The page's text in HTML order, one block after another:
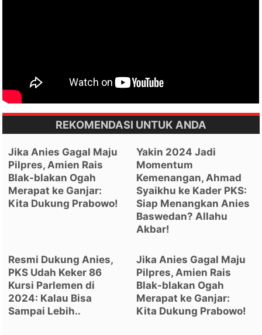
REKOMENDASI UNTUK ANDA
Jika Anies Gagal Maju
Pilpres, Amien Rais
Blak-blakan Ogah
Merapat ke Ganjar:
Kita Dukung Prabowo!
Yakin 2024 Jadi
Momentum
Kemenangan, Ahmad
Syaikhu ke Kader PKS:
Siap Menangkan Anies
Baswedan? Allahu
Akbar!
Resmi Dukung Anies,
PKS Udah Keker 86
Kursi Parlemen di
2024: Kalau Bisa
Sampai Lebih..
Jika Anies Gagal Maju
Pilpres, Amien Rais
Blak-blakan Ogah
Merapat ke Ganjar:
Kita Dukung Prabowo!